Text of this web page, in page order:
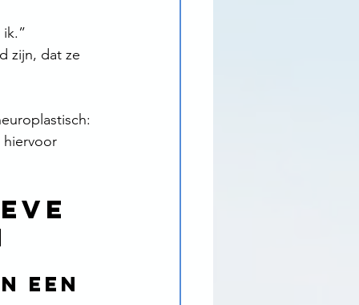
zijn, dat ze
hiervoor
een